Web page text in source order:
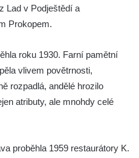
Lad v Podještědí a
Prokopem.
roku 1930. Farní pamětní
vlivem povětrnosti,
rozpadlá, andělé hrozilo
atributy, ale mnohdy celé
proběhla 1959 restaurátory K.